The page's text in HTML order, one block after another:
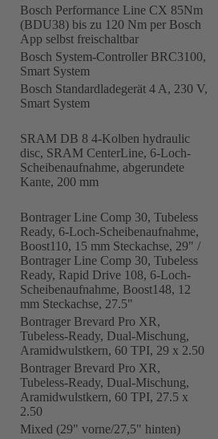
Bosch Performance Line CX 85Nm
(BDU38) bis zu 120 Nm per Bosch
App selbst freischaltbar
Bosch System-Controller BRC3100,
Smart System
Bosch Standardladegerät 4 A, 230 V,
Smart System
SRAM DB 8 4-Kolben hydraulic
disc, SRAM CenterLine, 6-Loch-
Scheibenaufnahme, abgerundete
Kante, 200 mm
Bontrager Line Comp 30, Tubeless
Ready, 6-Loch-Scheibenaufnahme,
Boost110, 15 mm Steckachse, 29" /
Bontrager Line Comp 30, Tubeless
Ready, Rapid Drive 108, 6-Loch-
Scheibenaufnahme, Boost148, 12
mm Steckachse, 27.5"
Bontrager Brevard Pro XR,
Tubeless-Ready, Dual-Mischung,
Aramidwulstkern, 60 TPI, 29 x 2.50
Bontrager Brevard Pro XR,
Tubeless-Ready, Dual-Mischung,
Aramidwulstkern, 60 TPI, 27.5 x
2.50
Mixed (29" vorne/27,5" hinten)